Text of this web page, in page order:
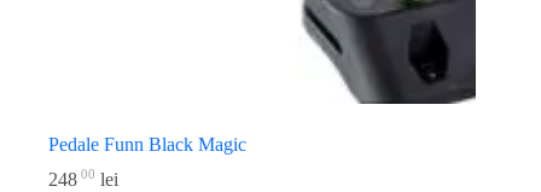
Pedale Funn Black Magic
248 00 lei